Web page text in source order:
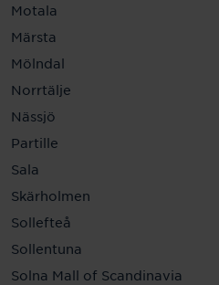
Motala
Märsta
Mölndal
Norrtälje
Nässjö
Partille
Sala
Skärholmen
Sollefteå
Sollentuna
Solna Mall of Scandinavia